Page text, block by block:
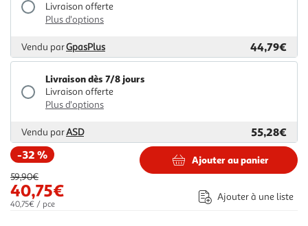
Livraison offerte
Plus d'options
Vendu parGpasPlus 44,79€
Livraison dès 7/8 jours
Livraison offerte
Plus d'options
Vendu parASD
55,28€
-32 %
59,90€
40,75€
40,75€ / pce
Ajouter au panier
Ajouter à une liste